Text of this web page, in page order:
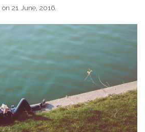
on 21 June, 2016.